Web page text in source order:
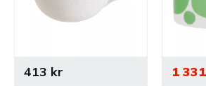
413 kr 1 331